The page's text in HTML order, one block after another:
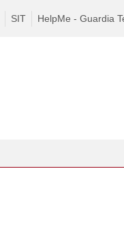
SIT HelpMe - Guardia